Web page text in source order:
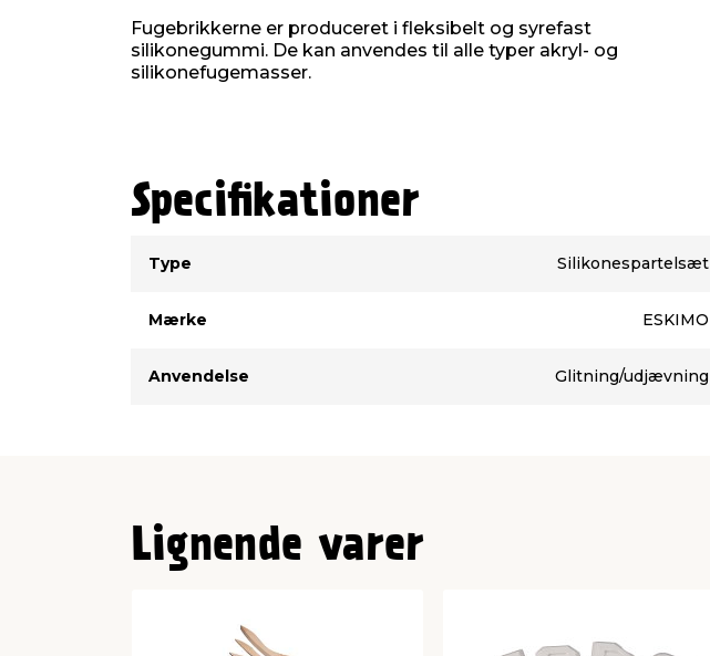
Fugebrikkerne er produceret i fleksibelt og syrefast
silikonegummi. De kan anvendes til alle typer akryl- og
silikonefugemasser.
Specifikationer
Type
Silikonespartelsæt
Mærke ESKIMO
Anvendelse Glitning/udjævning
Lignende varer